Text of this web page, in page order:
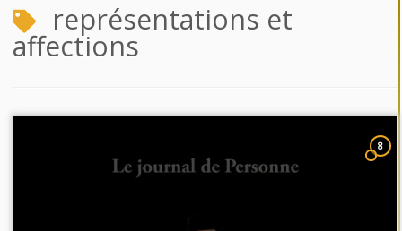
représentations et
affections
8